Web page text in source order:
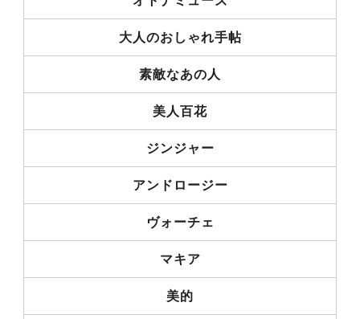
大人のおしゃれ手帖
素敵なあの人
美人百花
ジンジャー
アンドロージー
ヴォーチェ
マキア
美的